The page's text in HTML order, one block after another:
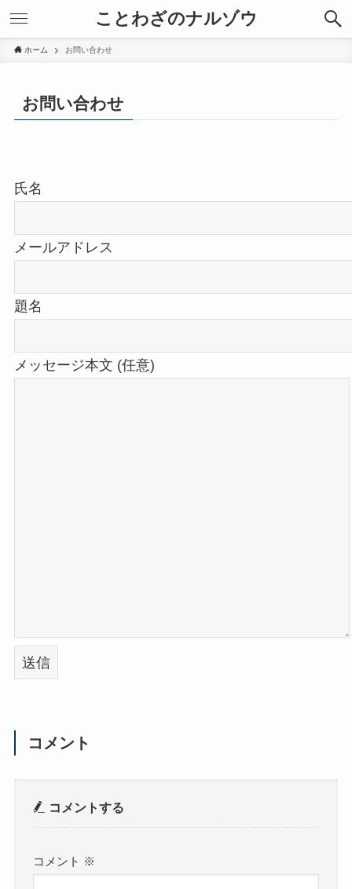
ことわざのナルゾウ
ホーム お問い合わせ
お問い合わせ
氏名
メールアドレス
題名
メッセージ本文 (任意)
コメント
コメントする
コメント ※